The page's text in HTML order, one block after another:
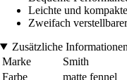
Leichte und
Zweifach
Zusätzliche Informationen
Marke
Smith
Farbe
matte fennel